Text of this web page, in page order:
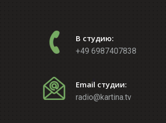
В студию:
+49 6987407838
Email студии:
radio@kartina.tv